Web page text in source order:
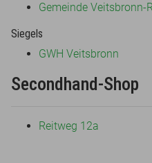
Gemeinde Veitsbronn-
Siegels
GWH Veitsbronn
Secondhand-Shop
Reitweg 12a